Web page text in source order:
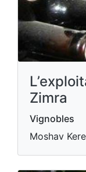
Zimra
Vignobles
Moshav